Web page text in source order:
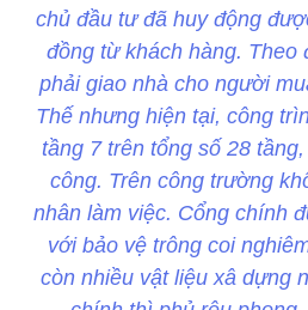
chủ đầu tư đã huy động
đồng từ khách hàng. Theo
phải giao nhà cho người
Thế nhưng hiện tại, công
tầng 7 trên tổng số 28
công. Trên công trường
nhân làm việc. Cổng chính
với bảo vệ trông coi
còn nhiều vật liệu xâ dựng